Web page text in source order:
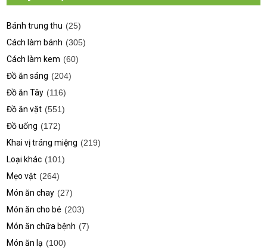
Bánh trung thu (25)
Cách làm bánh (305)
Cách làm kem (60)
Đồ ăn sáng (204)
Đồ ăn Tây (116)
Đồ ăn vặt (551)
Đồ uống (172)
Khai vị tráng miệng (219)
Loại khác (101)
Mẹo vặt (264)
Món ăn chay (27)
Món ăn cho bé (203)
Món ăn chữa bệnh (7)
Món ăn lạ (100)